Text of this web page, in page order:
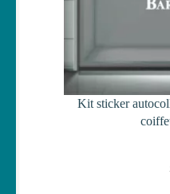
Kit sticker